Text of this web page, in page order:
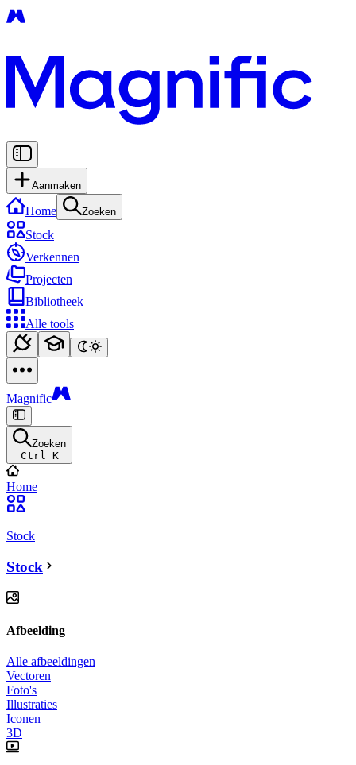
Aanmaken
Home Zoeken
Stock
Verkennen
Projecten
Bibliotheek
Alle tools
Magnific
Zoeken
Ctrl K
Home
Stock
Stock
Afbeelding
Alle afbeeldingen
Vectoren
Foto's
Illustraties
Iconen
3D